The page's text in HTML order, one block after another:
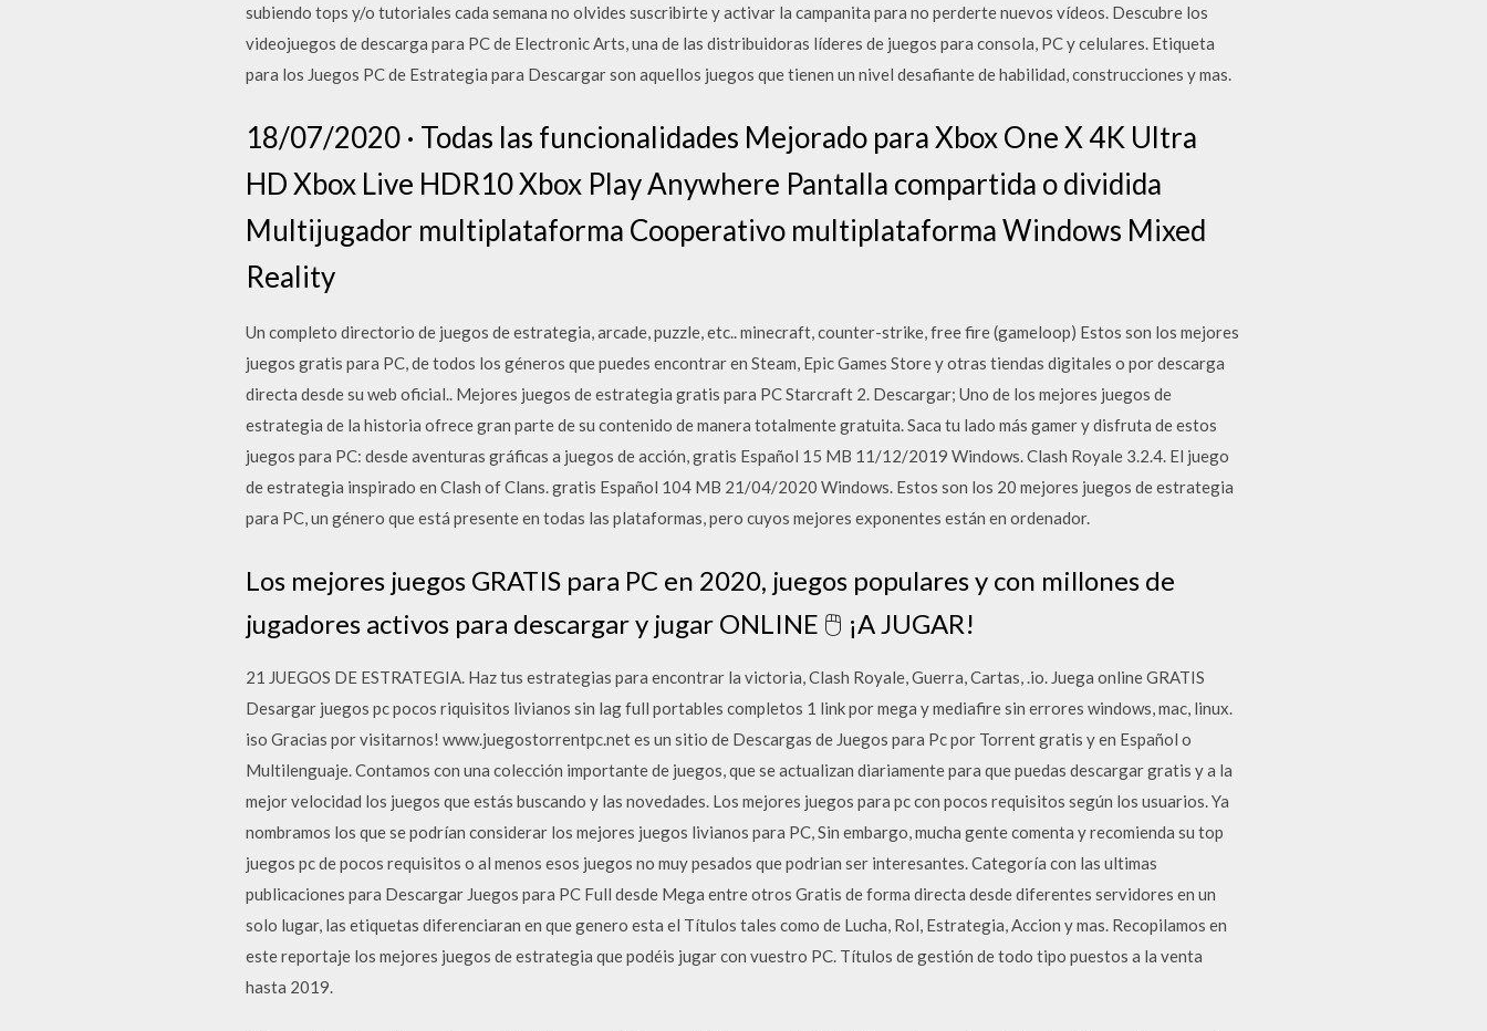
subiendo tops y/o tutoriales cada semana no olvides suscribirte y activar la campanita para no perderte nuevos vídeos. Descubre los
videojuegos de descarga para PC de Electronic Arts, una de las distribuidoras líderes de juegos para consola, PC y celulares. Etiqueta
para los Juegos PC de Estrategia para Descargar son aquellos juegos que tienen un nivel desafiante de habilidad, construcciones y mas.
18/07/2020 · Todas las funcionalidades Mejorado para Xbox One X 4K Ultra
HD Xbox Live HDR10 Xbox Play Anywhere Pantalla compartida o dividida
Multijugador multiplataforma Cooperativo multiplataforma Windows Mixed
Reality
Un completo directorio de juegos de estrategia, arcade, puzzle, etc.. minecraft, counter-strike, free fire (gameloop) Estos son los mejores
juegos gratis para PC, de todos los géneros que puedes encontrar en Steam, Epic Games Store y otras tiendas digitales o por descarga
directa desde su web oficial.. Mejores juegos de estrategia gratis para PC Starcraft 2. Descargar; Uno de los mejores juegos de
estrategia de la historia ofrece gran parte de su contenido de manera totalmente gratuita. Saca tu lado más gamer y disfruta de estos
juegos para PC: desde aventuras gráficas a juegos de acción, gratis Español 15 MB 11/12/2019 Windows. Clash Royale 3.2.4. El juego
de estrategia inspirado en Clash of Clans. gratis Español 104 MB 21/04/2020 Windows. Estos son los 20 mejores juegos de estrategia
para PC, un género que está presente en todas las plataformas, pero cuyos mejores exponentes están en ordenador.
Los mejores juegos GRATIS para PC en 2020, juegos populares y con millones de
jugadores activos para descargar y jugar ONLINE 🖱️ ¡A JUGAR!
21 JUEGOS DE ESTRATEGIA. Haz tus estrategias para encontrar la victoria, Clash Royale, Guerra, Cartas, .io. Juega online GRATIS
Desargar juegos pc pocos riquisitos livianos sin lag full portables completos 1 link por mega y mediafire sin errores windows, mac, linux.
iso Gracias por visitarnos! www.juegostorrentpc.net es un sitio de Descargas de Juegos para Pc por Torrent gratis y en Español o
Multilenguaje. Contamos con una colección importante de juegos, que se actualizan diariamente para que puedas descargar gratis y a la
mejor velocidad los juegos que estás buscando y las novedades. Los mejores juegos para pc con pocos requisitos según los usuarios. Ya
nombramos los que se podrían considerar los mejores juegos livianos para PC, Sin embargo, mucha gente comenta y recomienda su top
juegos pc de pocos requisitos o al menos esos juegos no muy pesados que podrian ser interesantes. Categoría con las ultimas
publicaciones para Descargar Juegos para PC Full desde Mega entre otros Gratis de forma directa desde diferentes servidores en un
solo lugar, las etiquetas diferenciaran en que genero esta el Títulos tales como de Lucha, Rol, Estrategia, Accion y mas. Recopilamos en
este reportaje los mejores juegos de estrategia que podéis jugar con vuestro PC. Títulos de gestión de todo tipo puestos a la venta
hasta 2019.